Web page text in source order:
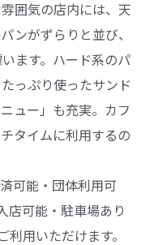
囲気の店内には、天
ンがずらりと並び、
ます。ハード系のパ
っぷり使ったサンド
ュー」も充実。カフ
タイムに利用するの
可能・団体利用可
店可能・駐車場あり
用いただけます。